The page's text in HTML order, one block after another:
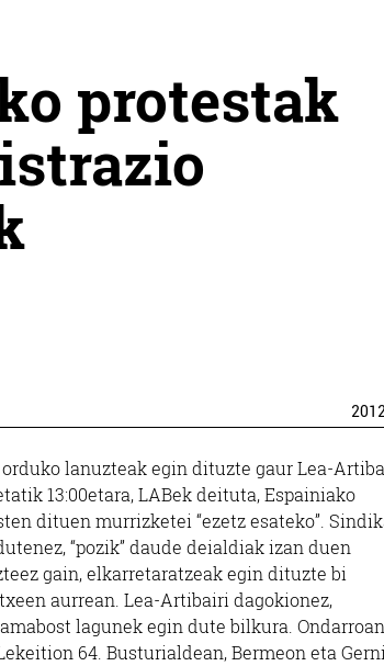
protestak
2012
lanuzteak egin dituzte gaur Lea-
13:00etara, LABek deituta, Espainiako
dituen murrizketei “ezetz esateko”.
“pozik” daude deialdiak izan duen
gain, elkarretaratzeak egin dituzte bi
aurrean. Lea-Artibairi dagokionez,
lagunek egin dute bilkura.
64. Busturialdean, Bermeon eta